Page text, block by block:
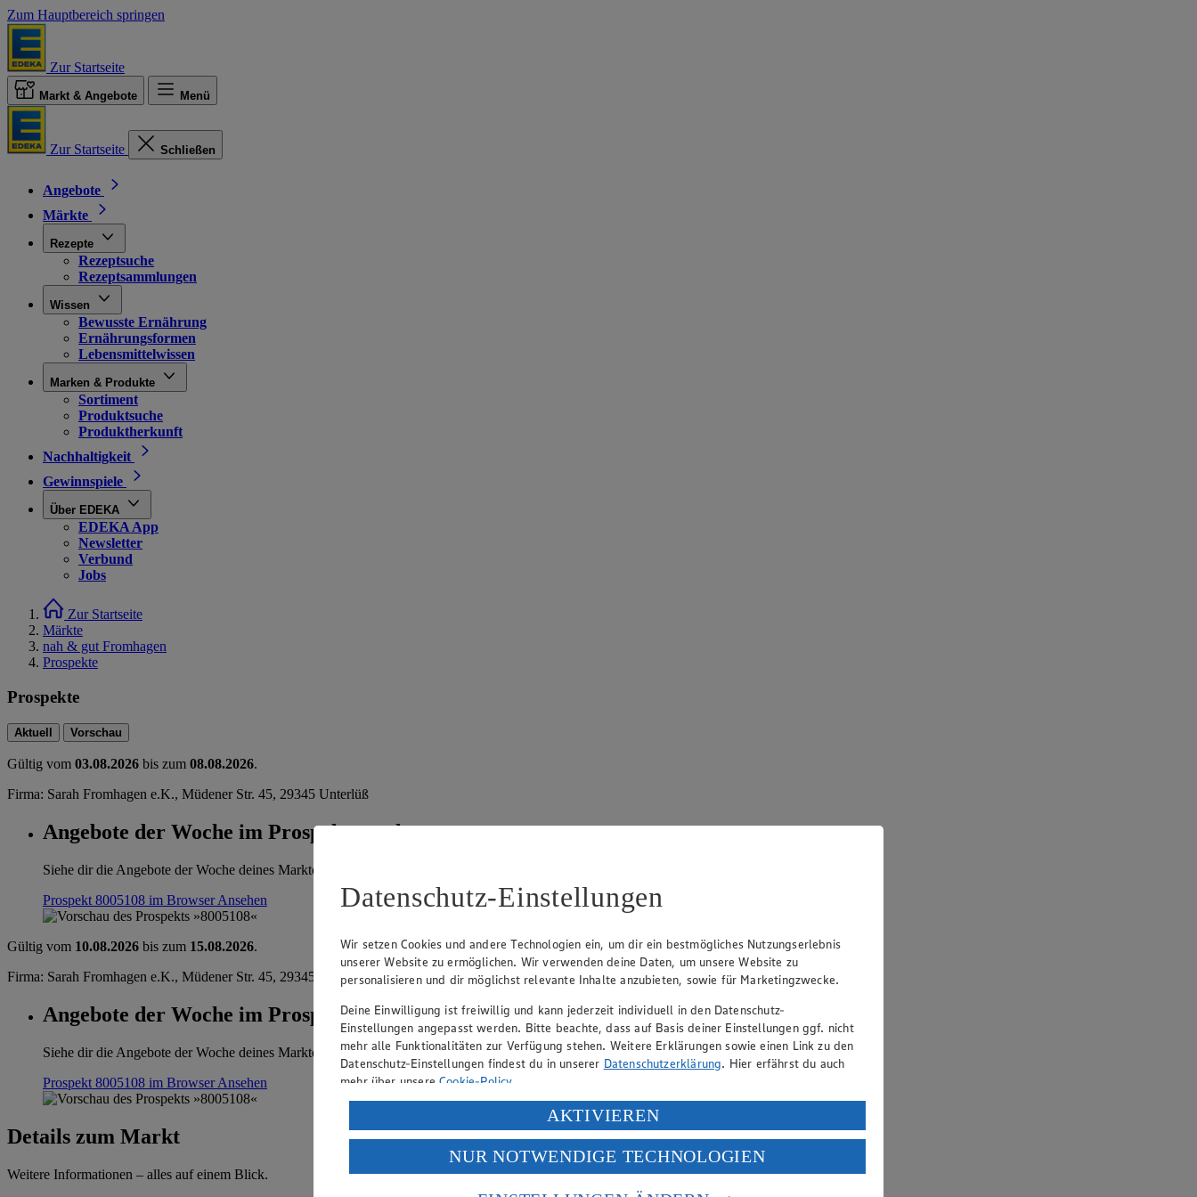
Zum Hauptbereich springen
Zur Startseite
Markt & Angebote Menü
Zur Startseite Schließen
Angebote
Märkte
Rezepte
Rezeptsuche
Rezeptsammlungen
Wissen
Bewusste Ernährung
Ernährungsformen
Lebensmittelwissen
Marken & Produkte
Sortiment
Produktsuche
Produktherkunft
Nachhaltigkeit
Gewinnspiele
Über EDEKA
EDEKA App
Newsletter
Verbund
Jobs
Zur Startseite
Märkte
nah & gut Fromhagen
Prospekte
Prospekte
Aktuell Vorschau
Gültig vom 03.08.2026 bis zum 08.08.2026.
Firma: Sarah Fromhagen e.K., Müdener Str. 45, 29345 Unterlüß
Angebote der Woche im Prospekt ansehen
Siehe dir die Angebote der Woche deines Marktes im digitalen Blätterkatalog an.
Prospekt 8005108 im BrowserAnsehen
Gültig vom 10.08.2026 bis zum 15.08.2026.
Firma: Sarah Fromhagen e.K., Müdener Str. 45, 29345 Unterlüß
Angebote der Woche im Prospekt ansehen
Siehe dir die Angebote der Woche deines Marktes im digitalen Blätterkatalog an.
Prospekt 8005108 im BrowserAnsehen
Details zum Markt
Weitere Informationen – alles auf einem Blick.
Datenschutz-Einstellungen
Wir setzen Cookies und andere Technologien ein, um dir ein bestmögliches Nutzungserlebnis
unserer Website zu ermöglichen. Wir verwenden deine Daten, um unsere Website zu
personalisieren und dir möglichst relevante Inhalte anzubieten, sowie für Marketingzwecke.
Deine Einwilligung ist freiwillig und kann jederzeit individuell in den Datenschutz-
Einstellungen angepasst werden. Bitte beachte, dass auf Basis deiner Einstellungen ggf. nicht
mehr alle Funktionalitäten zur Verfügung stehen. Weitere Erklärungen sowie einen Link zu den
Datenschutz-Einstellungen findest du in unserer Datenschutzerklärung. Hier erfährst du auch
mehr über unsereCookie-Policy.
Verarbeitung deiner personenbezogenen Daten in den USA durch Facebook und YouTube:
Wenn du auf „Aktivieren“ klickst, willigst du im Sinne des Art. 49 Abs. 1 Satz 1 lit. a) DSGVO
ein, dass deine Daten in den USA verarbeitet werden. Der EuGH sieht die USA als Land mit
einem nach europäischen Standards nicht angemessenen Datenschutzniveau an. Es besteht das
AKTIVIEREN
NUR NOTWENDIGE TECHNOLOGIEN